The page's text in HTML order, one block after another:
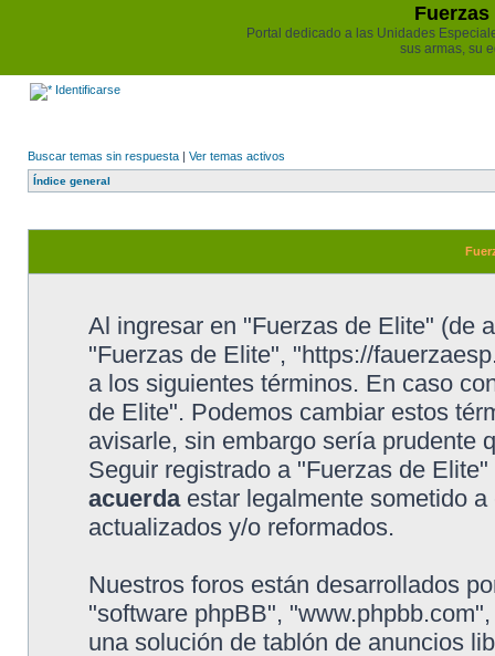
Portal dedicado a las Unidades
sus armas, su
Identificarse
Buscar temas sin respuesta | Ver temas activos
Índice general
Al ingresar en "Fuerzas de Elite" (de
"Fuerzas de Elite", "https://
a los siguientes términos. En caso
de Elite". Podemos cambiar estos
avisarle, sin embargo sería prudente
Seguir registrado a "Fuerzas de
acuerdaestar legalmente sometido
actualizados y/o reformados.
Nuestros foros están desarrollados
"software phpBB",
una solución de tablón de anuncios